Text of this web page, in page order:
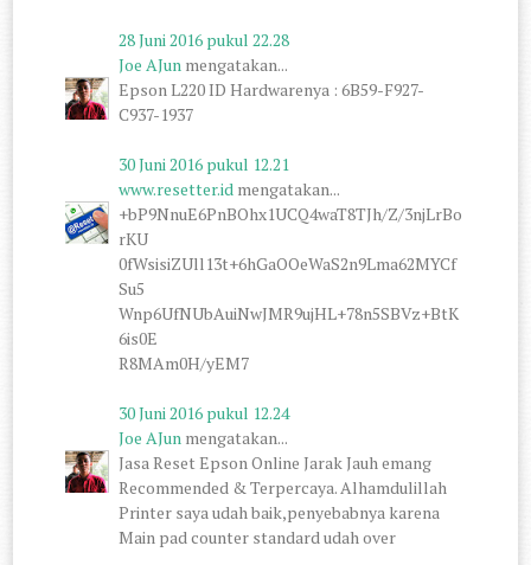
28 Juni 2016 pukul 22.28
Joe AJun mengatakan...
Epson L220 ID Hardwarenya : 6B59-F927-
C937-1937
30 Juni 2016 pukul 12.21
www.resetter.id mengatakan...
+bP9NnuE6PnBOhx1UCQ4waT8TJh/Z/3njLrBo
rKU
0fWsisiZUll13t+6hGaOOeWaS2n9Lma62MYCf
Su5
Wnp6UfNUbAuiNwJMR9ujHL+78n5SBVz+BtK
6is0E
R8MAm0H/yEM7
30 Juni 2016 pukul 12.24
Joe AJun mengatakan...
Jasa Reset Epson Online Jarak Jauh emang
Recommended & Terpercaya. Alhamdulillah
Printer saya udah baik,penyebabnya karena
Main pad counter standard udah over